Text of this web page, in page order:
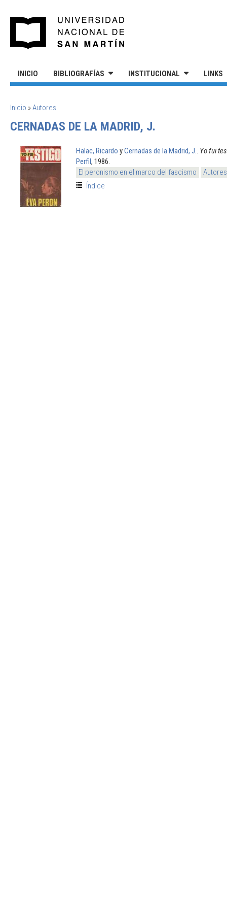
INICIO BIBLIOGRAFÍAS INSTITUCIONAL LINKS
SE ENCUENTRA USTED AQUÍ
Inicio »Autores
CERNADAS DE LA MADRID, J.
Halac, Ricardo yCernadas de la Madrid, J.
Yo fui
Perfil, 1986.
El peronismo en el marco del fascismo
Índice